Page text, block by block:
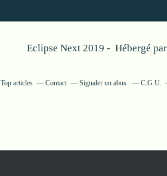
Eclipse Next 2019 - Hébergé par
Top articles Contact Signaler un abus C.G.U.